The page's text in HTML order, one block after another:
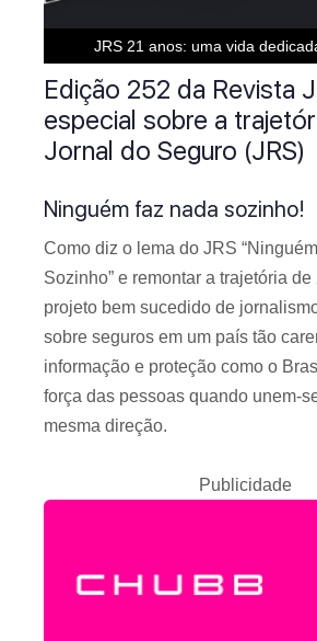
JRS 21 anos: uma vida
Edição 252 da Revista
especial sobre a
Jornal do Seguro (JRS)
Ninguém faz nada sozinho!
Como diz o lema do JRS
Sozinho” e remontar a trajetória
projeto bem sucedido de
sobre seguros em um país tão
informação e proteção como o
força das pessoas quando unem-
mesma direção.
Publicidade